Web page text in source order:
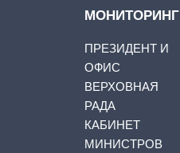
МОНИТОРИНГ
ПРЕЗИДЕНТ И
ОФИС
ВЕРХОВНАЯ
РАДА
КАБИНЕТ
МИНИСТРОВ